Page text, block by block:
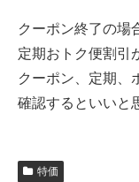
クーポン終了の場
定期おトク便割引
クーポン、定期、
確認するといいと
特価